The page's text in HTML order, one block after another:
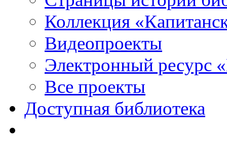
Коллекция
Видеопроекты
Электронный ресурс
Все проекты
Доступная библиотека